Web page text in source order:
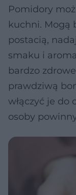
Pomidory
kuchni. Mogą
postacią,
smaku i
bardzo
prawdziwą
włączyć je do
osoby